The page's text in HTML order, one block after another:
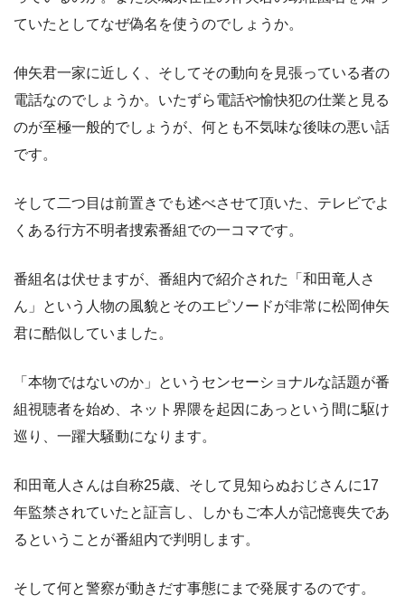
ていたとしてなぜ偽名を使うのでしょうか。
伸矢君一家に近しく、そしてその動向を見張っている者の
電話なのでしょうか。いたずら電話や愉快犯の仕業と見る
のが至極一般的でしょうが、何とも不気味な後味の悪い話
です。
そして二つ目は前置きでも述べさせて頂いた、テレビでよ
くある行方不明者捜索番組での一コマです。
番組名は伏せますが、番組内で紹介された「和田竜人さ
ん」という人物の風貌とそのエピソードが非常に松岡伸矢
君に酷似していました。
「本物ではないのか」というセンセーショナルな話題が番
組視聴者を始め、ネット界隈を起因にあっという間に駆け
巡り、一躍大騒動になります。
和田竜人さんは自称25歳、そして見知らぬおじさんに17
年監禁されていたと証言し、しかもご本人が記憶喪失であ
るということが番組内で判明します。
そして何と警察が動きだす事態にまで発展するのです。